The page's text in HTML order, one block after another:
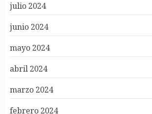
julio 2024
junio 2024
mayo 2024
abril 2024
marzo 2024
febrero 2024